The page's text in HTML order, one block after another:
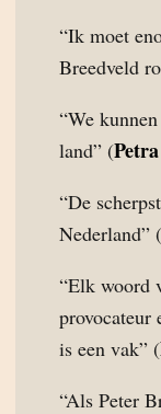
“Ik moet
Breedveld
“We
land” (
“De
Nederland” (
“Elk woord
provocateur
is een vak” (
“Als Peter